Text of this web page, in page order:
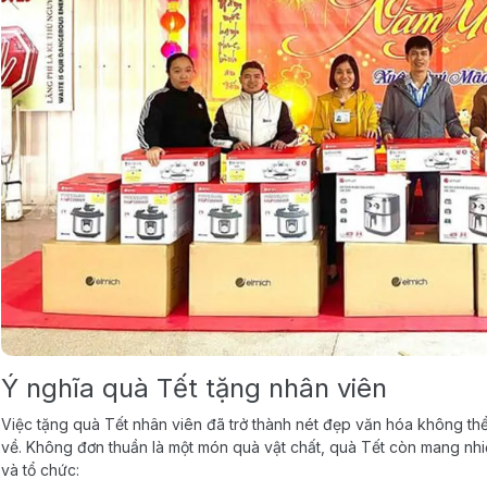
Ý nghĩa quà Tết tặng nhân viên
Việc tặng quà Tết nhân viên đã trở thành nét đẹp văn hóa không
về. Không đơn thuần là một món quà vật chất, quà Tết còn mang
và tổ chức: